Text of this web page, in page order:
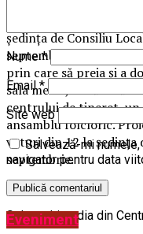
Consilierii au ridicat
ședința de Consiliu
septembrie, consilierii
prin care să preia și a
sala media, ca să facă
centrului de tineret,
ansamblu folcloric.
voturi din 12 la ședința
septembrie.
Sala multimedia din
Nume*
Email*
Site web
Salvează-mi
navigator pentru data
Eveniment